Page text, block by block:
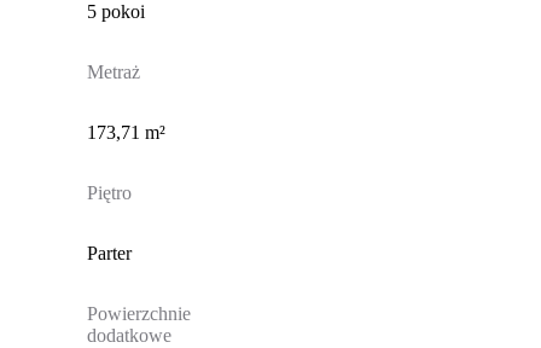
5 pokoi
Metraż
173,71 m²
Piętro
Parter
Powierzchnie
dodatkowe